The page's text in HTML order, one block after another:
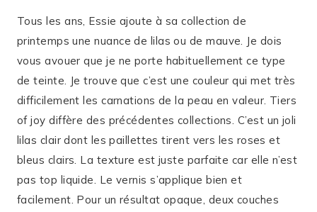
Tous les ans, Essie ajoute à sa collection de
printemps une nuance de lilas ou de mauve. Je dois
vous avouer que je ne porte habituellement ce type
de teinte. Je trouve que c’est une couleur qui met très
difficilement les carnations de la peau en valeur. Tiers
of joy diffère des précédentes collections. C’est un joli
lilas clair dont les paillettes tirent vers les roses et
bleus clairs. La texture est juste parfaite car elle n’est
pas top liquide. Le vernis s’applique bien et
facilement. Pour un résultat opaque, deux couches